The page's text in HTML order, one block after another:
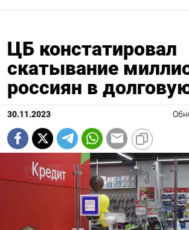
ЦБ констатировал
скатывание
россиян в
30.11.2023